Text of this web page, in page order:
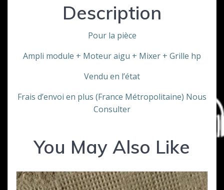
Description
Pour la pièce
Ampli module + Moteur aigu + Mixer + Grille hp
Vendu en l’état
Frais d’envoi en plus (France Métropolitaine) Nous
Consulter
You May Also Like